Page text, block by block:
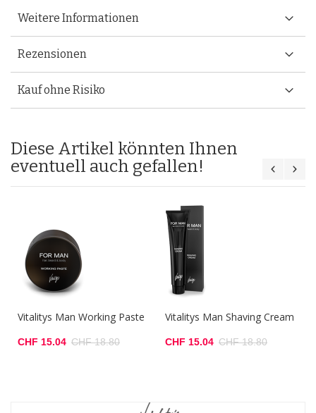
Weitere Informationen
Rezensionen
Kauf ohne Risiko
Diese Artikel könnten Ihnen
eventuell auch gefallen!
Vitalitys Man Working Paste
CHF 15.04 CHF 18.80
Vitalitys Man Shaving Cream
CHF 15.04 CHF 18.80